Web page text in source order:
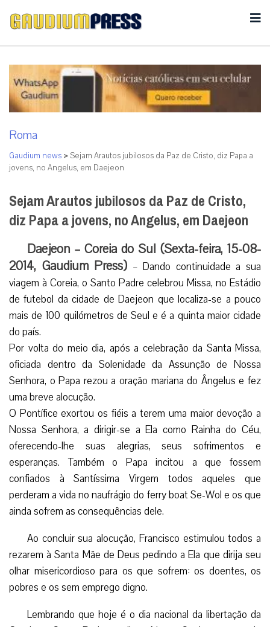
Roma
Gaudium news >Sejam Arautos jubilosos da Paz de Cristo, diz Papa a
jovens, no Angelus, em Daejeon
Sejam Arautos jubilosos da Paz de Cristo,
diz Papa a jovens, no Angelus, em Daejeon
Daejeon – Coreia do Sul (Sexta-feira, 15-08-
2014, Gaudium Press) – Dando continuidade a sua
viagem à Coreia, o Santo Padre celebrou Missa, no Estádio
de futebol da cidade de Daejeon que localiza-se a pouco
mais de 100 quilómetros de Seul e é a quinta maior cidade
do país.
Por volta do meio dia, após a celebração da Santa Missa,
oficiada dentro da Solenidade da Assunção de Nossa
Senhora, o Papa rezou a oração mariana do Ângelus e fez
uma breve alocução.
O Pontífice exortou os fiéis a terem uma maior devoção a
Nossa Senhora, a dirigir-se a Ela como Rainha do Céu,
oferecendo-lhe suas alegrias, seus sofrimentos e
esperanças. Também o Papa incitou a que fossem
confiados à Santíssima Virgem todos aqueles que
perderam a vida no naufrágio do ferry boat Se-Wol e os que
ainda sofrem as consequências dele.
Ao concluir sua alocução, Francisco estimulou todos a
rezarem à Santa Mãe de Deus pedindo a Ela que dirija seu
olhar misericordioso para os que sofrem: os doentes, os
pobres e os sem emprego digno.
Lembrando que hoje é o dia nacional da libertação da